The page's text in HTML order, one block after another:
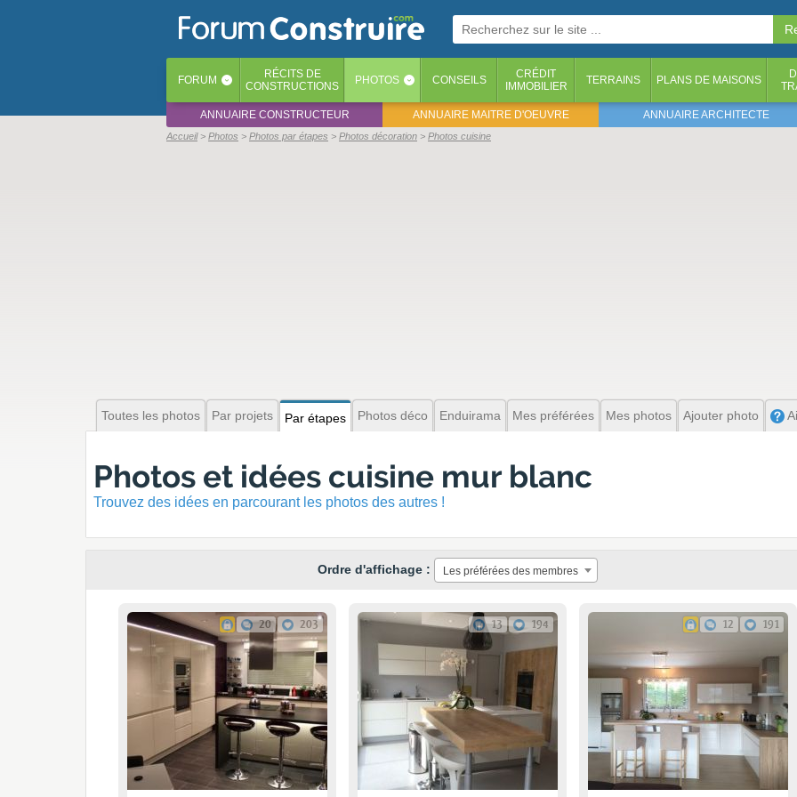
FORUM ‹ RÉCITS DE
CONSTRUCTIONS
PHOTOS ‹ CONSEILS
CRÉDIT
IMMOBILIER
TERRAINS PLANS DE MAISONS
ANNUAIRE CONSTRUCTEUR ANNUAIRE MAITRE D'OEUVRE ANNUAIRE ARCHITECTE
Accueil Photos Photos par étapes Photos décoration Photos cuisine
Toutes les photos Par projets Par étapes Photos déco Enduirama Mes préférées Mes photos Ajouter photo
Photos et idées cuisine mur blanc
Trouvez des idées en parcourant les photos des autres !
Ordre d'affichage : Les préférées des membres
20 203 13 194 12 191